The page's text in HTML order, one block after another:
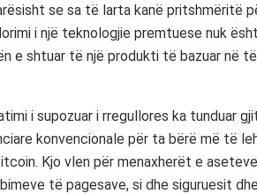
se sa të larta kanë pritshmëritë
i një teknologjie premtuese nuk
e shtuar të një produkti të bazuar në
i supozuar i rregullores ka tunduar
konvencionale për ta bërë më të
Kjo vlen për menaxherët e
të pagesave, si dhe siguruesit